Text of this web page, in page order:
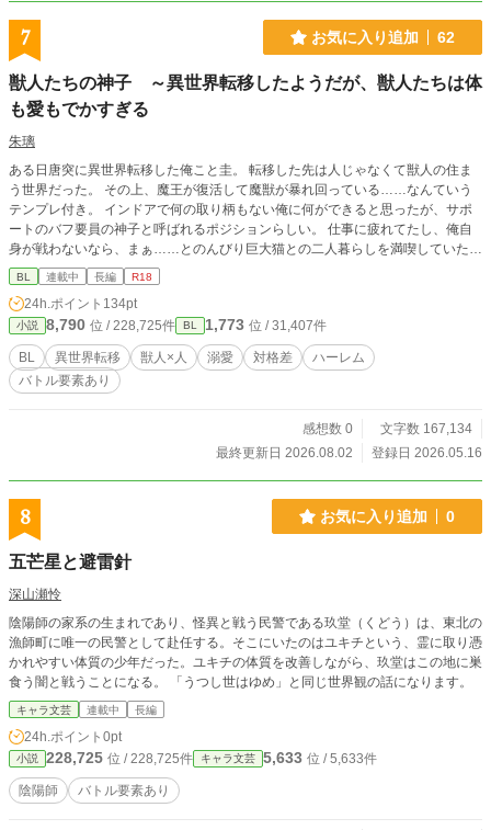
一族の誇りすらも捨て、復讐に呑まれていく―――。 ～第四篇～ 最南端の村で
暮らすソラはいつものように兄のお使いに王都へ行った帰り、謎の男二人組に襲
われる。 辛くも通りすがりの旅人に助けられるが、その男もまた全身黒尽くめ
に口紅を塗った奇抜な出で立ちで…。 この出会いをきっかけに彼女の日常は一
変し歴史を覆すような大事件へと巻き込まれていく―――。 ＊ ＊２０２０年ま
で某サイトで投稿していたものですがサイト閉鎖に伴い、加筆修正して完結を目
標に再投稿したいと思います。 ＊他小説家になろう、アルファポリスでも投稿
7 お気に入り追加 62
獣人たちの神子 ～異世界転移したようだが、獣人たちは体
も愛もでかすぎる
朱璃
ある日唐突に異世界転移した俺こと圭。 転移した先は人じゃなくて獣人の住ま
う世界だった。 その上、魔王が復活して魔獣が暴れ回っている……なんていう
テンプレ付き。 インドアで何の取り柄もない俺に何ができると思ったが、サポ
ートのバフ要員の神子と呼ばれるポジションらしい。 仕事に疲れてたし、俺自
身が戦わないなら、まぁ……とのんびり巨大猫との二人暮らしを満喫していたん
だけど。 なんか獣人たちの様子が、いろいろとおかしくないですか？ 獣人は神
子を好きになりやすい、ってどういうこと！？ ※3章の途中でR-18が入る予定
（お相手は複数います） ※「小説家になろう」にも投稿しています
BL 連載中 長編 R18
24h.ポイント 134pt
小説 8,790 位 / 228,725件 BL 1,773 位 / 31,407件
BL 異世界転移 獣人×人 溺愛 対格差
ハーレム
バトル要素あり
感想数 0
文字数 167,134
最終更新日 2026.08.02
登録日 2026.05.16
8 お気に入り追加 0
五芒星と避雷針
深山瀬怜
陰陽師の家系の生まれであり、怪異と戦う民警である玖堂（くどう）は、東北の
漁師町に唯一の民警として赴任する。そこにいたのはユキチという、霊に取り憑
かれやすい体質の少年だった。ユキチの体質を改善しながら、玖堂はこの地に巣
食う闇と戦うことになる。 「うつし世はゆめ」と同じ世界観の話になります。
キャラ文芸 連載中 長編
24h.ポイント 0pt
小説 228,725 位 / 228,725件 キャラ文芸 5,633 位 / 5,633件
陰陽師 バトル要素あり